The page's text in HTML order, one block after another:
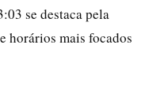
se destaca pela
horários mais focados